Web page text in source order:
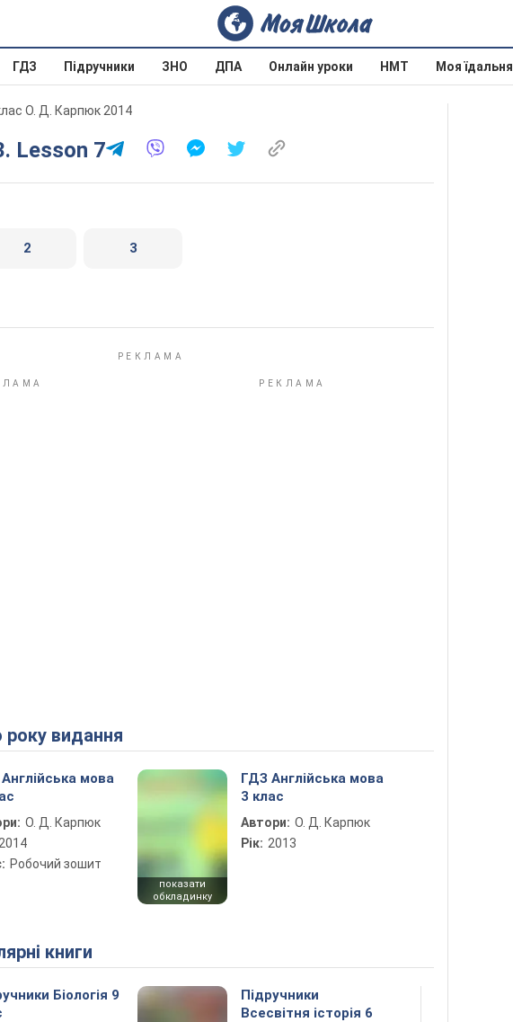
ГДЗ Підручники ЗНО ДПА Онлайн уроки НМТ Моя їдальня
О. Д. Карпюк 2014
Lesson 7
2 3
року видання
мова
О. Д. Карпюк
2014
Робочий зошит
показати
обкладинку
ГДЗ Англійська мова
3 клас
Автори: О. Д. Карпюк
Рік: 2013
книги
Біологія 9
Підручники
Всесвітня історія 6